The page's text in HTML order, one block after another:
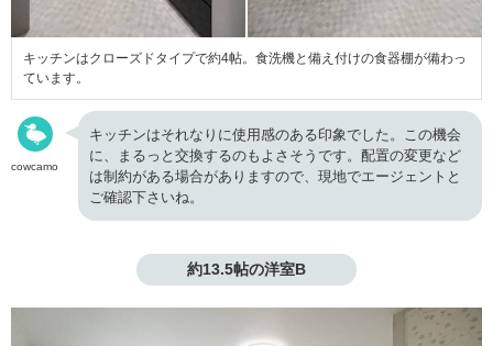
キッチンはクローズドタイプで約4帖。食洗機と備え付けの食器棚が備わっ
ています。
cowcamo
キッチンはそれなりに使用感のある印象でした。この機会
に、まるっと交換するのもよさそうです。配置の変更など
は制約がある場合がありますので、現地でエージェントと
ご確認下さいね。
約13.5帖の洋室B